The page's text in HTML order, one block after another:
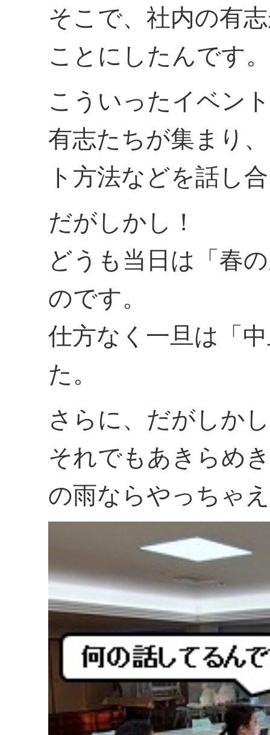
そこで、社内の有
ことにしたんです。
こういったイベン
有志たちが集まり
ト方法などを話し
だがしかし！
どうも当日は「春
のです。
仕方なく一旦は「
た。
さらに、だがしか
それでもあきらめ
の雨ならやっちゃ